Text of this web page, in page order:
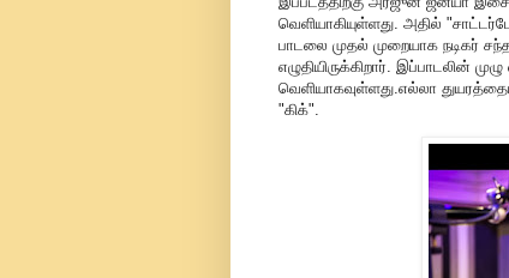
வெளியாகியுள்ளது. அதில்
பாடலை முதல் முறையாக நடிகர்
எழுதியிருக்கிறார். இப்பாடலின்
வெளியாகவுள்ளது.எல்லா
"கிக்".